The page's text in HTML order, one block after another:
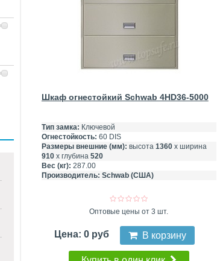
Шкаф огнестойкий Schwab 4HD36-5000
Тип замка: Ключевой
Огнестойкость: 60 DIS
Размеры внешние (мм): высота 1360х ширина
910х глубина 520
Вес (кг): 287.00
Производитель: Schwab (США)
Оптовые цены от 3 шт.
Цена: 0 руб В корзину